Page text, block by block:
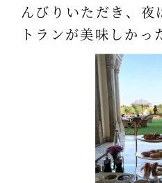
んびりいただき、夜
トランが美味しかっ